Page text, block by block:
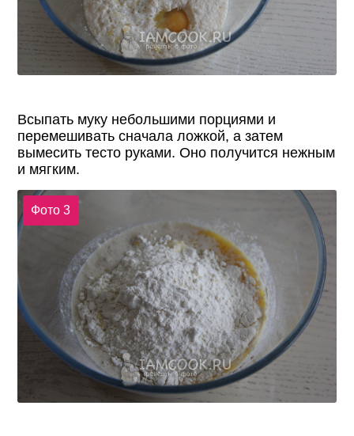
Всыпать муку небольшими порциями и
перемешивать сначала ложкой, а затем
вымесить тесто руками. Оно получится нежным
и мягким.
Фото 3